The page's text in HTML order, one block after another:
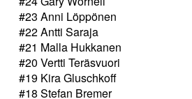
#23 Anni Löppönen
#22 Antti Saraja
#21 Malla Hukkanen
#20 Vertti Teräsvuori
#19 Kira Gluschkoff
#18 Stefan Bremer